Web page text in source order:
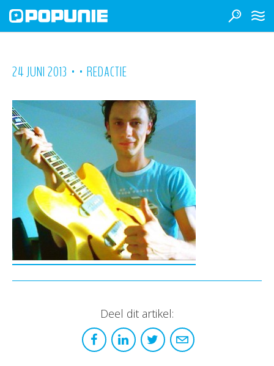
24 JUNI 2013 • • REDACTIE
Deel dit artikel: